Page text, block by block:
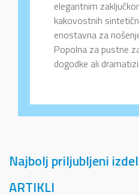
elegantnim
kakovostnih
enostavna za
Popolna za pustne
dogodke ali
Najbolj priljubljeni
ARTIKLI